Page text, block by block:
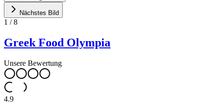
Nächstes Bild
1 /8
Greek Food Olympia
Unsere Bewertung
4.9